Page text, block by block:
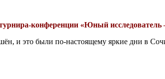
турнира-конференции «Юный
и это были по-настоящему яркие дни в